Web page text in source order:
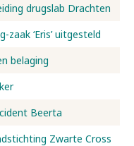
drugslab Drachten
‘Eris’ uitgesteld
belaging
Beerta
Zwarte Cross